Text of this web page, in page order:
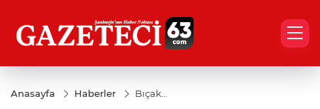
Anasayfa Haberler
Bıçaklı